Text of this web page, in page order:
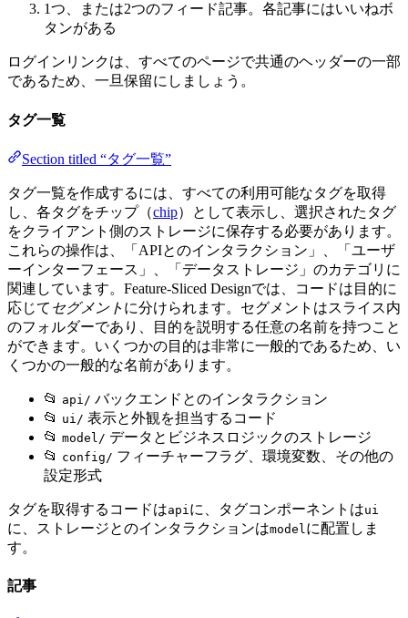
1つ、または2つのフィード記事。各記事にはいいねボ
タンがある
ログインリンクは、すべてのページで共通のヘッダーの一部
であるため、一旦保留にしましょう。
タグ一覧
Section titled “タグ一覧”
タグ一覧を作成するには、すべての利用可能なタグを取得
し、各タグをチップ（chip）として表示し、選択されたタグ
をクライアント側のストレージに保存する必要があります。
これらの操作は、「APIとのインタラクション」、「ユーザ
ーインターフェース」、「データストレージ」のカテゴリに
関連しています。Feature-Sliced Designでは、コードは目的に
応じて セグメント に分けられます。セグメントはスライス内
のフォルダーであり、目的を説明する任意の名前を持つこと
ができます。いくつかの目的は非常に一般的であるため、い
くつかの一般的な名前があります。
📂 api/ バックエンドとのインタラクション
📂 ui/ 表示と外観を担当するコード
📂 model/ データとビジネスロジックのストレージ
📂 config/ フィーチャーフラグ、環境変数、その他の
設定形式
タグを取得するコードはapiに、タグコンポーネントはui
に、ストレージとのインタラクションはmodelに配置しま
す。
記事